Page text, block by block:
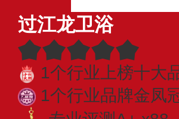
过江龙卫浴
1个行业上榜十大
1个行业品牌金凤